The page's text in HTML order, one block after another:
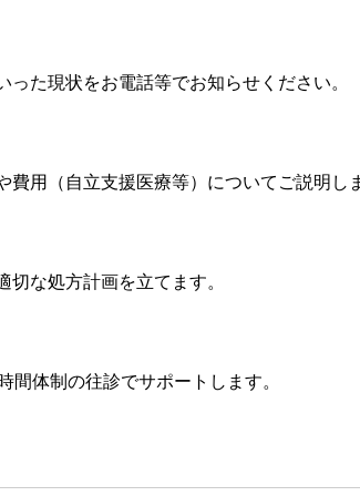
た現状をお電話等でお知らせください。
費用（自立支援医療等）についてご説明し
な処方計画を立てます。
体制の往診でサポートします。